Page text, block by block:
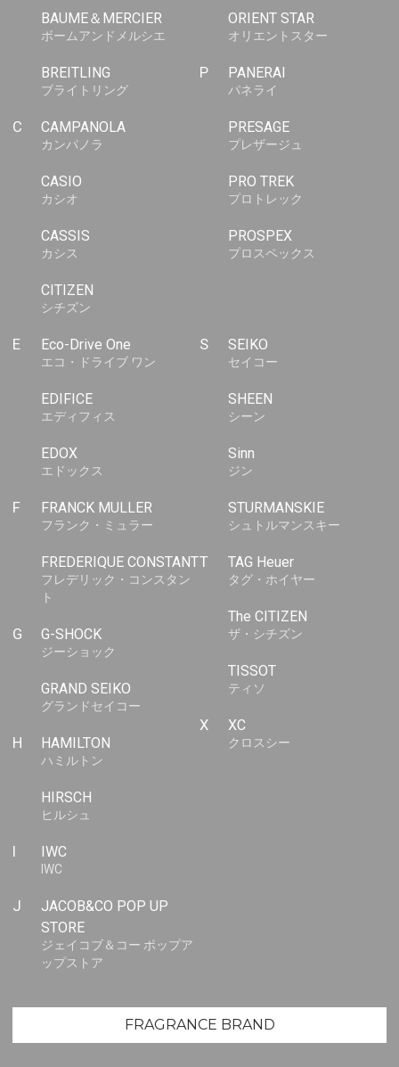
BAUME＆MERCIER
ボームアンドメルシエ
BREITLING
ブライトリング
C CAMPANOLA
カンパノラ
CASIO
カシオ
CASSIS
カシス
CITIZEN
シチズン
E Eco-Drive One
エコ・ドライブ ワン
EDIFICE
エディフィス
EDOX
エドックス
F FRANCK MULLER
フランク・ミュラー
FREDERIQUE CONSTANT
フレデリック・コンスタン
ト
G G-SHOCK
ジーショック
GRAND SEIKO
グランドセイコー
H HAMILTON
ハミルトン
HIRSCH
ヒルシュ
I IWC
IWC
J
JACOB&CO POP UP
STORE
ジェイコブ＆コー ポップア
ップストア
ORIENT STAR
オリエントスター
P PANERAI
パネライ
PRESAGE
プレザージュ
PRO TREK
プロトレック
PROSPEX
プロスペックス
S SEIKO
セイコー
SHEEN
シーン
Sinn
ジン
STURMANSKIE
シュトルマンスキー
T TAG Heuer
タグ・ホイヤー
The CITIZEN
ザ・シチズン
TISSOT
ティソ
X XC
クロスシー
FRAGRANCE BRAND